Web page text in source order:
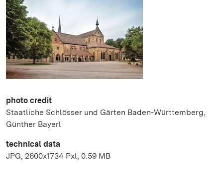
photo credit
Staatliche Schlösser und Gärten Baden-Württemberg,
Günther Bayerl
technical data
JPG, 2600x1734 Pxl, 0.59 MB